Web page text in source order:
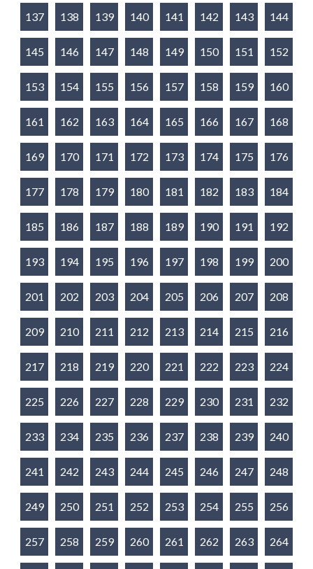
137 138 139 140 141 142 143 144
145 146 147 148 149 150 151 152
153 154 155 156 157 158 159 160
161 162 163 164 165 166 167 168
169 170 171 172 173 174 175 176
177 178 179 180 181 182 183 184
185 186 187 188 189 190 191 192
193 194 195 196 197 198 199 200
201 202 203 204 205 206 207 208
209 210 211 212 213 214 215 216
217 218 219 220 221 222 223 224
225 226 227 228 229 230 231 232
233 234 235 236 237 238 239 240
241 242 243 244 245 246 247 248
249 250 251 252 253 254 255 256
257 258 259 260 261 262 263 264